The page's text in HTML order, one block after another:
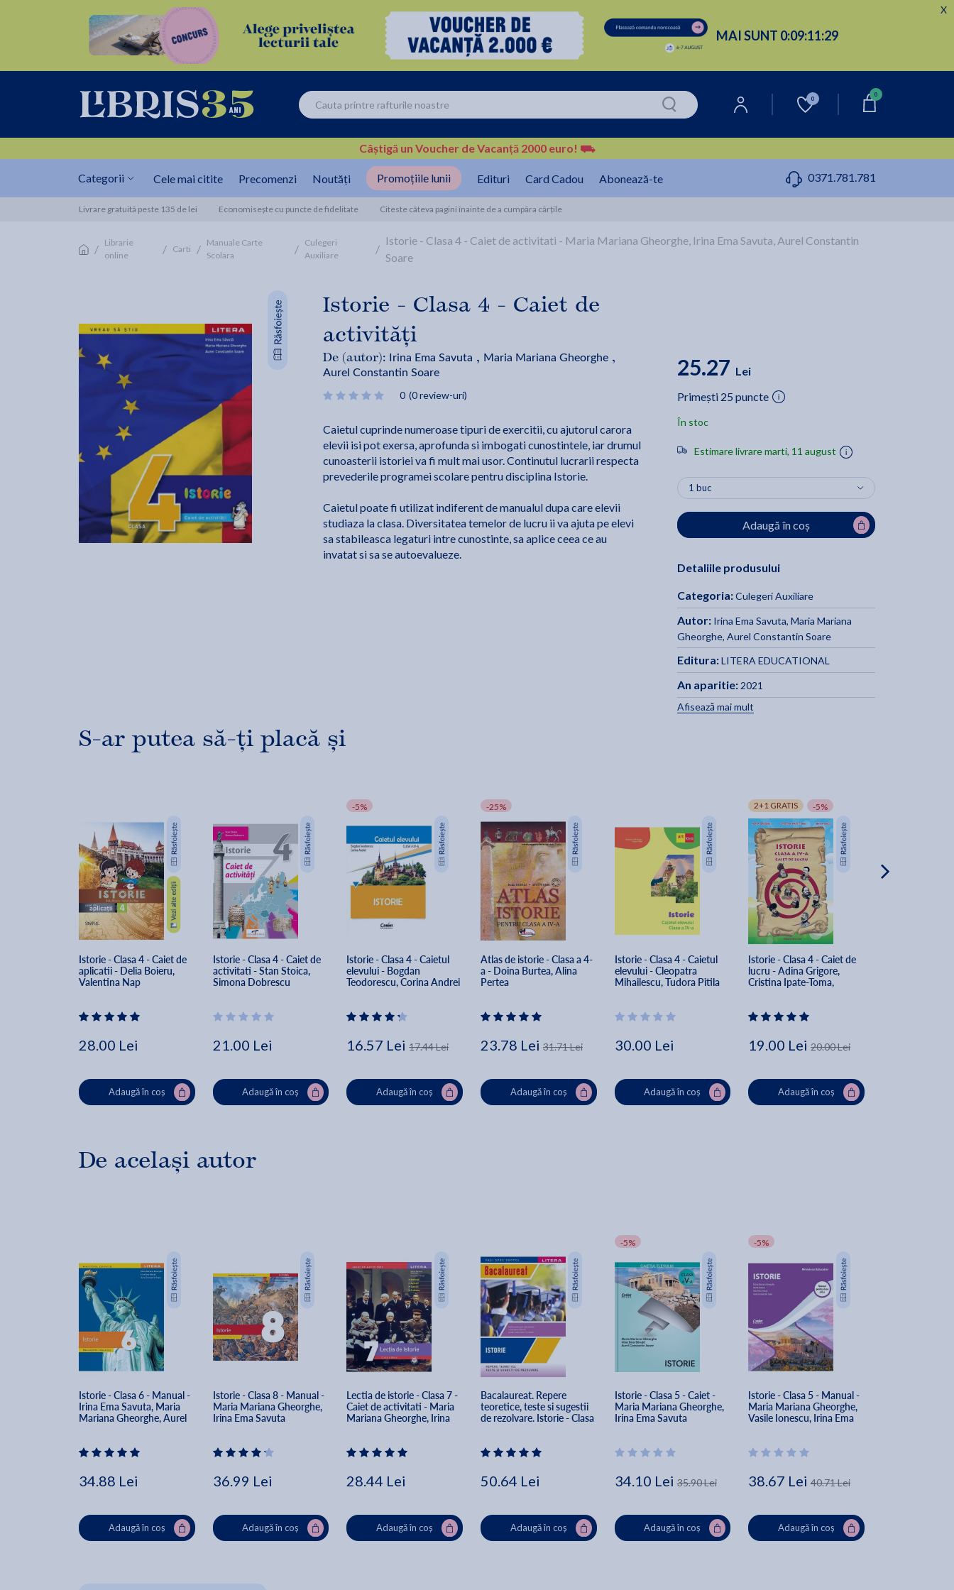
MAI SUNT 0:09:11:28
X
0
0
Câștigă un Voucher de Vacanță 2000 euro! ⛟
Categorii Cele mai citite Precomenzi Noutăți Promoțiile lunii Edituri Card Cadou Abonează-te 0371.781.781
Livrare gratuită peste 135 de lei Economisește cu puncte de fidelitate Citeste câteva pagini înainte de a cumpăra cărțile
/ Librarie
online
/ Carti / Manuale Carte
Scolara
/
Culegeri
Auxiliare
/
Istorie - Clasa 4 - Caiet de activitati - Maria Mariana Gheorghe, Irina Ema Savuta, Aurel Constantin
Soare
Istorie - Clasa 4 - Caiet de
activități
De (autor): Irina Ema Savuta , Maria Mariana Gheorghe,
Aurel Constantin Soare
0 (0 review-uri)
Caietul cuprinde numeroase tipuri de exercitii, cu ajutorul carora
elevii isi pot exersa, aprofunda si imbogati cunostintele, iar drumul
cunoasterii istoriei va fi mult mai usor. Continutul lucrarii respecta
prevederile programei scolare pentru disciplina Istorie.
Caietul poate fi utilizat indiferent de manualul dupa care elevii
studiaza la clasa. Diversitatea temelor de lucru ii va ajuta pe elevi
sa stabileasca legaturi intre cunostinte, sa aplice ceea ce au
invatat si sa se autoevalueze.
25.27 Lei
Primești 25 puncte
În stoc
Estimare livrare marti, 11 august
Adaugă în coș
Detaliile produsului
Categoria:Culegeri Auxiliare
Autor: Irina Ema Savuta, Maria Mariana
Gheorghe, Aurel Constantin Soare
Editura:LITERA EDUCATIONAL
An aparitie:2021
Afisează mai mult
S-ar putea să-ți placă și
Istorie - Clasa 4 - Caiet de
aplicatii - Delia Boieru,
Valentina Nap
28.00 Lei
Adaugă în coș
Istorie - Clasa 4 - Caiet de
activitati - Stan Stoica,
Simona Dobrescu
21.00 Lei
Adaugă în coș
-5%
Istorie - Clasa 4 - Caietul
elevului - Bogdan
Teodorescu, Corina Andrei
16.57 Lei 17.44 Lei
Adaugă în coș
-25%
Atlas de istorie - Clasa a 4-
a - Doina Burtea, Alina
Pertea
23.78 Lei 31.71 Lei
Adaugă în coș
Istorie - Clasa 4 - Caietul
elevului - Cleopatra
Mihailescu, Tudora Pitila
30.00 Lei
Adaugă în coș
2+1 GRATIS -5%
Istorie - Clasa 4 - Caiet de
lucru - Adina Grigore,
Cristina Ipate-Toma,
Raicu
19.00 Lei 20.00 Lei
Adaugă în coș
De același autor
Istorie - Clasa 6 - Manual -
Irina Ema Savuta, Maria
Mariana Gheorghe, Aurel
34.88 Lei
Adaugă în coș
Istorie - Clasa 8 - Manual -
Maria Mariana Gheorghe,
Irina Ema Savuta
36.99 Lei
Adaugă în coș
Lectia de istorie - Clasa 7 -
Caiet de activitati - Maria
Mariana Gheorghe, Irina
28.44 Lei
Adaugă în coș
Bacalaureat. Repere
teoretice, teste si sugestii
de rezolvare. Istorie - Clasa
Savuta, Aurel Constantin
50.64 Lei
Adaugă în coș
-5%
Istorie - Clasa 5 - Caiet -
Maria Mariana Gheorghe,
Irina Ema Savuta
34.10 Lei 35.90 Lei
Adaugă în coș
-5%
Istorie - Clasa 5 - Manual -
Maria Mariana Gheorghe,
Vasile Ionescu, Irina Ema
38.67 Lei 40.71 Lei
Adaugă în coș